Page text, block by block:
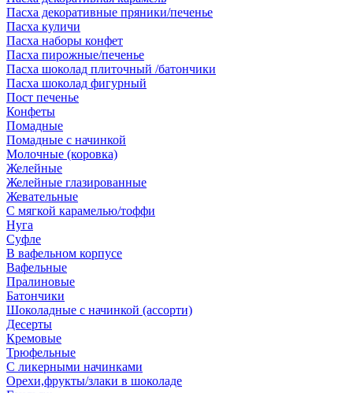
Пасха декоративные пряники/печенье
Пасха куличи
Пасха наборы конфет
Пасха пирожные/печенье
Пасха шоколад плиточный /батончики
Пасха шоколад фигурный
Пост печенье
Конфеты
Помадные
Помадные с начинкой
Молочные (коровка)
Желейные
Желейные глазированные
Жевательные
С мягкой карамелью/тоффи
Нуга
Суфле
В вафельном корпусе
Вафельные
Пралиновые
Батончики
Шоколадные с начинкой (ассорти)
Десерты
Кремовые
Трюфельные
С ликерными начинками
Орехи,фрукты/злаки в шоколаде